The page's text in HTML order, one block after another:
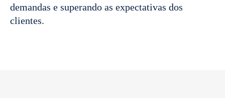
demandas e superando as expectativas dos
clientes.